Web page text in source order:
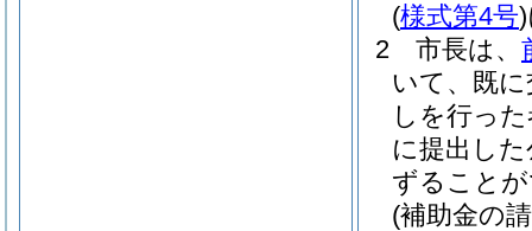
(様式第4号)
2
市長は、
いて、既
しを行っ
に提出し
ずること
(補助金の